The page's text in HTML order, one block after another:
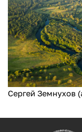
Сергей Земнухов